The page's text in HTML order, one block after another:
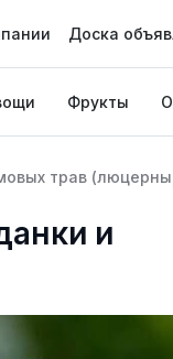
Доска
Фрукты
трав
и